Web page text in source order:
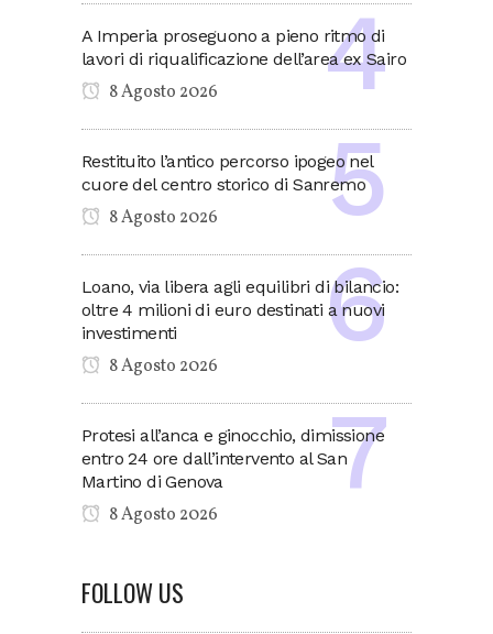
A Imperia proseguono a pieno ritmo di
lavori di riqualificazione dell’area ex Sairo
8 Agosto 2026
Restituito l’antico percorso ipogeo nel
cuore del centro storico di Sanremo
8 Agosto 2026
Loano, via libera agli equilibri di bilancio:
oltre 4 milioni di euro destinati a nuovi
investimenti
8 Agosto 2026
Protesi all’anca e ginocchio, dimissione
entro 24 ore dall’intervento al San
Martino di Genova
8 Agosto 2026
FOLLOW US